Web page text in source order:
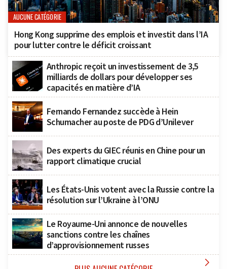
AUCUNE CATÉGORIE
Hong Kong supprime des emplois et investit dans l’IA
pour lutter contre le déficit croissant
Anthropic reçoit un investissement de 3,5
milliards de dollars pour développer ses
capacités en matière d’IA
Fernando Fernandez succède à Hein
Schumacher au poste de PDG d’Unilever
Des experts du GIEC réunis en Chine pour un
rapport climatique crucial
Les États-Unis votent avec la Russie contre la
résolution sur l’Ukraine à l’ONU
Le Royaume-Uni annonce de nouvelles
sanctions contre les chaînes
d’approvisionnement russes
